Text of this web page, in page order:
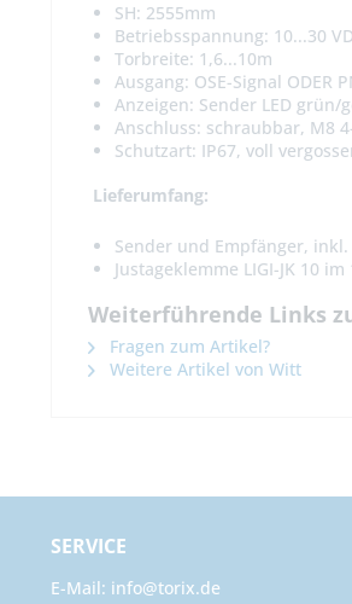
SH: 2555mm
Betriebsspannung: 10...30
Torbreite: 1,6...10m
Ausgang: OSE-Signal ODER
Anzeigen: Sender LED
Anschluss: schraubbar, M8
Schutzart: IP67, voll
Lieferumfang:
Sender und Empfänger,
Justageklemme LIGI-JK 10 im
Weiterführende Links
Fragen zum Artikel?
Weitere Artikel von Witt
SERVICE
E-Mail: info@torix.de